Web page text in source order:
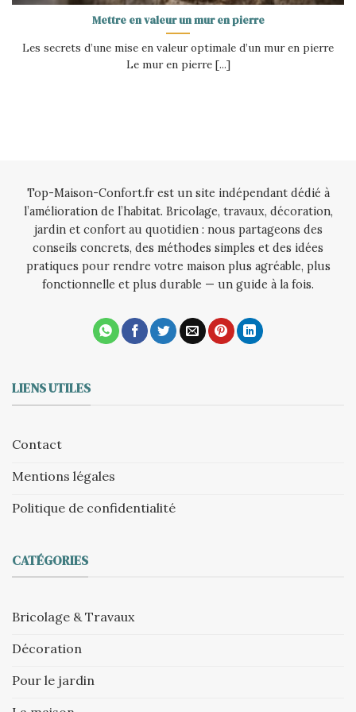
Mettre en valeur un mur en pierre
Les secrets d’une mise en valeur optimale d’un mur en pierre
Le mur en pierre [...]
Top-Maison-Confort.fr est un site indépendant dédié à
l’amélioration de l’habitat. Bricolage, travaux, décoration,
jardin et confort au quotidien : nous partageons des
conseils concrets, des méthodes simples et des idées
pratiques pour rendre votre maison plus agréable, plus
fonctionnelle et plus durable — un guide à la fois.
LIENS UTILES
Contact
Mentions légales
Politique de confidentialité
CATÉGORIES
Bricolage & Travaux
Décoration
Pour le jardin